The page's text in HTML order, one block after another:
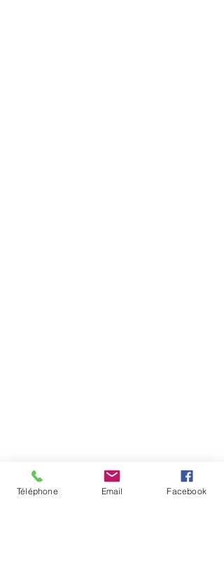
Téléphone Email Facebook